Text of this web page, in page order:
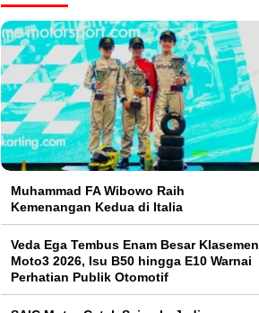
Muhammad FA Wibowo Raih
Kemenangan Kedua di Italia
Veda Ega Tembus Enam Besar Klasemen
Moto3 2026, Isu B50 hingga E10 Warnai
Perhatian Publik Otomotif